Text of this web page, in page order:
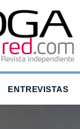
ENTREVISTAS